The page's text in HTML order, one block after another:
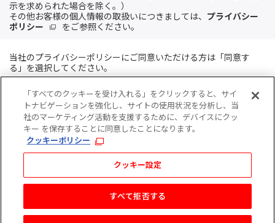
示を求められた場合を除く。）
その他お客様の個人情報の取扱いにつきましては、 プライバシー
ポリシー
をご参照ください。
当社のプライバシーポリシーにご同意いただける方は「同意す
る」を選択してください。
同意する
Copyright © TEIJIN LIMITED. All rights reserved.
「すべてのクッキーを受け入れる」をクリックすると、サイ
トナビゲーションを強化し、サイトの使用状況を分析し、当
社のマーケティング活動を支援するために、デバイスにクッ
キー を保存することに同意したことになります。
クッキーポリシー
クッキー設定
すべて拒否する